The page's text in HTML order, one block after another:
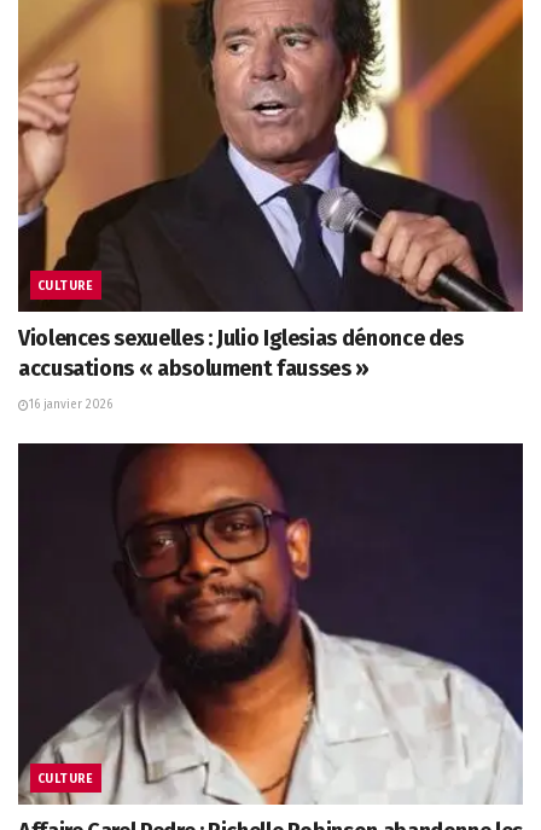
CULTURE
Violences sexuelles : Julio Iglesias dénonce des
accusations « absolument fausses »
16 janvier 2026
CULTURE